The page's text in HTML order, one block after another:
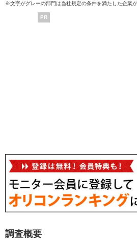
※文字がグレーの部門は当社規定の条件を満たした企業
PR
調査概要